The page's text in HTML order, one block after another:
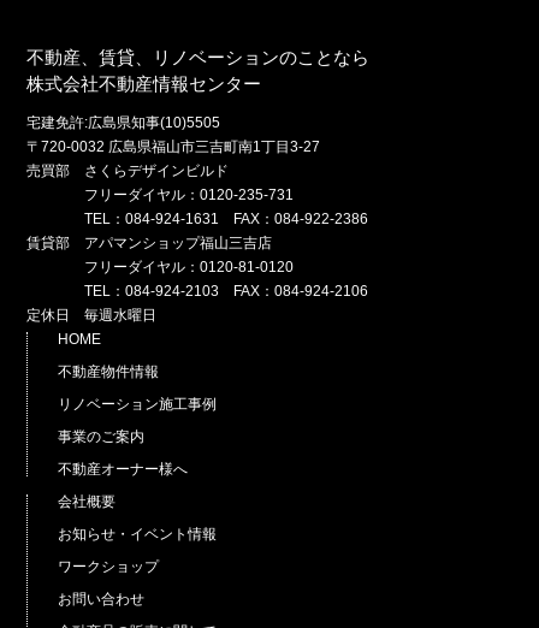
不動産、賃貸、リノベーションのことなら
株式会社不動産情報センター
宅建免許:広島県知事(10)5505
〒720-0032 広島県福山市三吉町南1丁目3-27
売買部 さくらデザインビルド
フリーダイヤル：0120-235-731
TEL：084-924-1631 FAX：084-922-2386
賃貸部 アパマンショップ福山三吉店
フリーダイヤル：0120-81-0120
TEL：084-924-2103 FAX：084-924-2106
定休日 毎週水曜日
HOME
不動産物件情報
リノベーション施工事例
事業のご案内
不動産オーナー様へ
会社概要
お知らせ・イベント情報
ワークショップ
お問い合わせ